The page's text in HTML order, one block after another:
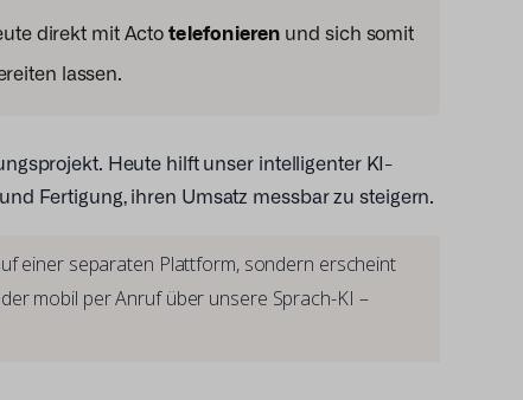
direkt mit Actotelefonieren und sich somit
lassen.
Heute hilft unser intelligenter KI-
Fertigung, ihren Umsatz messbar zu steigern.
einer separaten Plattform, sondern erscheint
mobil per Anruf über unsere Sprach-KI –